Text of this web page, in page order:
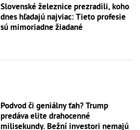
Slovenské železnice prezradili, koho
dnes hľadajú najviac: Tieto profesie
sú mimoriadne žiadané
Podvod či geniálny ťah? Trump
predáva elite drahocenné
milisekundy. Bežní investori nemajú